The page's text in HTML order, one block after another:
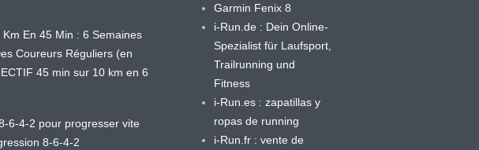
En 45 Min : 6 Semaines
Coureurs Réguliers (en
45 min sur 10 km en 6
6-4-2 pour progresser vite
8-6-4-2
Garmin Fenix 8
i-Run.de : Dein Online-
Spezialist für Laufsport,
Trailrunning und
Fitness
i-Run.es : zapatillas y
ropas de running
i-Run.fr : vente de